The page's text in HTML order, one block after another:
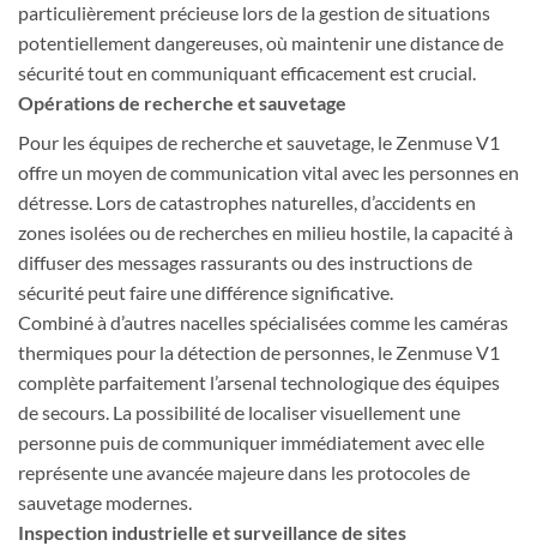
particulièrement précieuse lors de la gestion de situations
potentiellement dangereuses, où maintenir une distance de
sécurité tout en communiquant efficacement est crucial.
Opérations de recherche et sauvetage
Pour les équipes de recherche et sauvetage, le Zenmuse V1
offre un moyen de communication vital avec les personnes en
détresse. Lors de catastrophes naturelles, d’accidents en
zones isolées ou de recherches en milieu hostile, la capacité à
diffuser des messages rassurants ou des instructions de
sécurité peut faire une différence significative.
Combiné à d’autres nacelles spécialisées comme les caméras
thermiques pour la détection de personnes, le Zenmuse V1
complète parfaitement l’arsenal technologique des équipes
de secours. La possibilité de localiser visuellement une
personne puis de communiquer immédiatement avec elle
représente une avancée majeure dans les protocoles de
sauvetage modernes.
Inspection industrielle et surveillance de sites